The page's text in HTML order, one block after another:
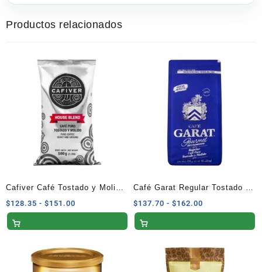
Productos relacionados
Cafiver Café Tostado y Molido
500 G
$128.35 - $151.00
de
$128.35
hasta
Café Garat Regular Tostado y
Molido 454g
$137.70 - $162.00
de
$137.70
hasta